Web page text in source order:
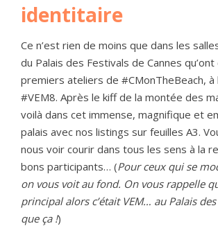
identitaire
Ce n’est rien de moins que dans les
du Palais des Festivals de Cannes
premiers ateliers de #CMonTheBeach, à
#VEM8. Après le kiff de la montée des
voilà dans cet immense, magnifique et
palais avec nos listings sur feuilles A3.
nous voir courir dans tous les sens à la
bons participants… (Pour ceux qui se
on vous voit au fond. On vous rappelle
principal alors c’était VEM… au Palais
que ça !)